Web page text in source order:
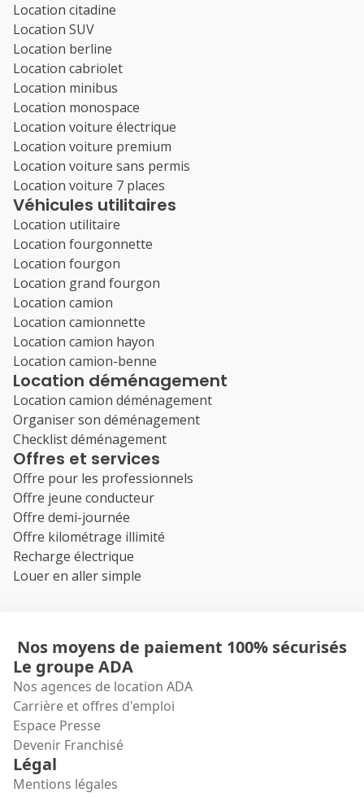
Location citadine
Location SUV
Location berline
Location cabriolet
Location minibus
Location monospace
Location voiture électrique
Location voiture premium
Location voiture sans permis
Location voiture 7 places
Véhicules utilitaires
Location utilitaire
Location fourgonnette
Location fourgon
Location grand fourgon
Location camion
Location camionnette
Location camion hayon
Location camion-benne
Location déménagement
Location camion déménagement
Organiser son déménagement
Checklist déménagement
Offres et services
Offre pour les professionnels
Offre jeune conducteur
Offre demi-journée
Offre kilométrage illimité
Recharge électrique
Louer en aller simple
Nos moyens de paiement 100% sécurisés
Le groupe ADA
Nos agences de location ADA
Carrière et offres d'emploi
Espace Presse
Devenir Franchisé
Légal
Mentions légales